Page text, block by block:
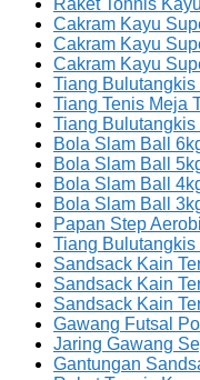
Raket Tonnis
Cakram Kayu
Cakram Kayu
Cakram Kayu
Tiang
Tiang Tenis Meja
Tiang
Bola Slam Ball
Bola Slam Ball
Bola Slam Ball
Bola Slam Ball
Papan Step
Tiang
Sandsack Kain
Sandsack Kain
Sandsack Kain
Gawang Futsal
Jaring Gawang
Gantungan